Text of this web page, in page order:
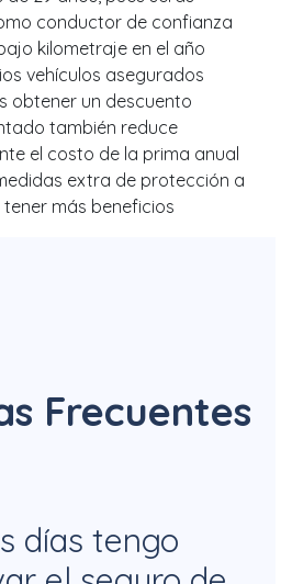
conductor de confianza
kilometraje en el año
vehículos asegurados
obtener un descuento
también reduce
el costo de la prima anual
extra de protección a
más beneficios
Frecuentes
días tengo